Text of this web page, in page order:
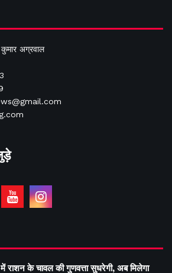
कुमार अग्रवाल
राशन के चावल की गुणवत्ता सुधरेगी, अब मिलेगा